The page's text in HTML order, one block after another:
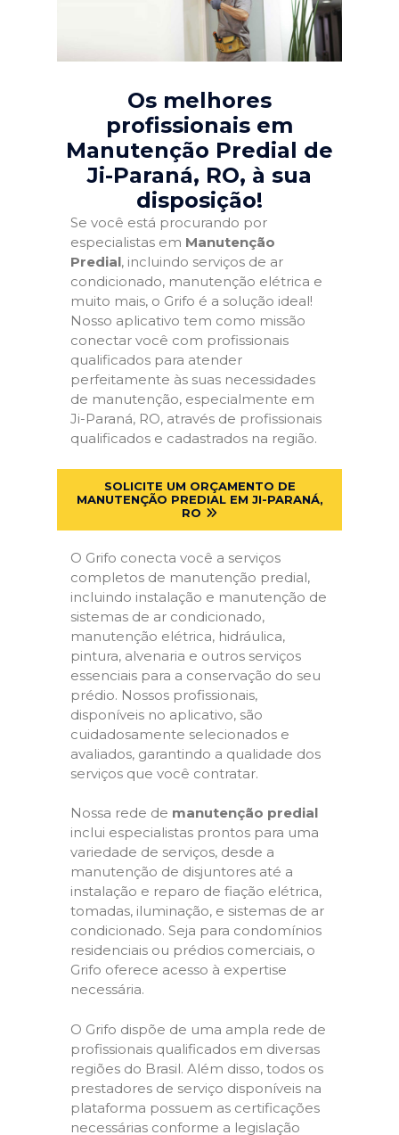
Os melhores
profissionais em
Manutenção Predial de
Ji-Paraná, RO, à sua
disposição!
Se você está procurando por
especialistas em Manutenção
Predial, incluindo serviços de ar
condicionado, manutenção elétrica e
muito mais, o Grifo é a solução ideal!
Nosso aplicativo tem como missão
conectar você com profissionais
qualificados para atender
perfeitamente às suas necessidades
de manutenção, especialmente em
Ji-Paraná, RO, através de profissionais
qualificados e cadastrados na região.
SOLICITE UM ORÇAMENTO DE
MANUTENÇÃO PREDIAL EM JI-PARANÁ,
RO
O Grifo conecta você a serviços
completos de manutenção predial,
incluindo instalação e manutenção de
sistemas de ar condicionado,
manutenção elétrica, hidráulica,
pintura, alvenaria e outros serviços
essenciais para a conservação do seu
prédio. Nossos profissionais,
disponíveis no aplicativo, são
cuidadosamente selecionados e
avaliados, garantindo a qualidade dos
serviços que você contratar.
Nossa rede de manutenção predial
inclui especialistas prontos para uma
variedade de serviços, desde a
manutenção de disjuntores até a
instalação e reparo de fiação elétrica,
tomadas, iluminação, e sistemas de ar
condicionado. Seja para condomínios
residenciais ou prédios comerciais, o
Grifo oferece acesso à expertise
necessária.
O Grifo dispõe de uma ampla rede de
profissionais qualificados em diversas
regiões do Brasil. Além disso, todos os
prestadores de serviço disponíveis na
plataforma possuem as certificações
necessárias conforme a legislação